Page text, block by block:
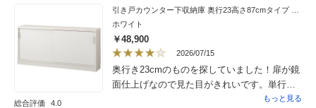
での空間を無駄なく使えるようになり、収納
力は大幅にアップしました。書斎にもよく馴
染みます。完成品ではなく組立式ですが、そ
の分価格も抑えられており、組み立てる楽し
さもあり達成感がありました。一方で「大人2
人で約20分」という表示は慣れた方の場合だ
と思います。前回のすきま収納組立同様に説
総合評価 4.0
ホワイト
￥48,900
2026/07/15
奥行き23cmのものを探していました！扉が鏡
面仕上げなので見た目がきれいです。単行本
も収納が出来て良いです。中板がもう少し
もっと見る